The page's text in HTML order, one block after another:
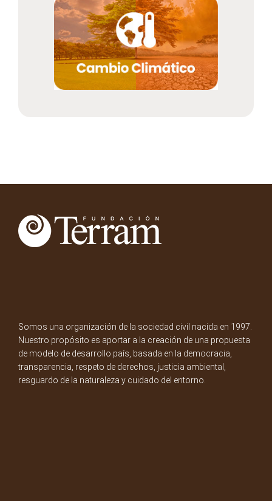
Somos una organización de la sociedad civil nacida en 1997.
Nuestro propósito es aportar a la creación de una propuesta
de modelo de desarrollo país, basada en la democracia,
transparencia, respeto de derechos, justicia ambiental,
resguardo de la naturaleza y cuidado del entorno.